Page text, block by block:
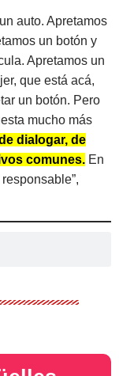
auto. Apretamos
un botón y
Apretamos un
que está acá,
un botón. Pero
mucho más
dialogar, de
comunes. En